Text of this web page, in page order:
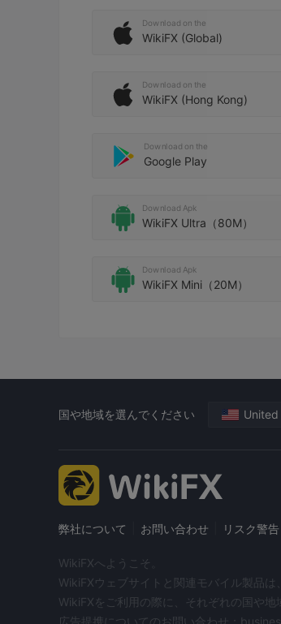
Download on the
WikiFX (Global)
Download on the
WikiFX (Hong Kong)
Download on the
Google Play
Download Apk
WikiFX Ultra（80M）
Download Apk
WikiFX Mini（20M）
国や地域を選んでください
弊社について お問い合わせ リスク警告
WikiFXへようこそ。
WikiFXウェブサイトと関連モバイル製品は
WikiFXをご利用の際に、それぞれの国や地
広告提携についてのお問い合わせ：